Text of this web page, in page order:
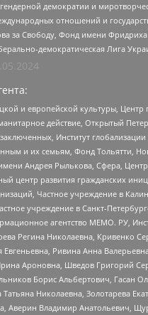
демократии и
отношений и
Свободу, Фонд имени
демократическая Лига
и европейской культуры,
действие, Открытый
Институт
и их семьям, Фонд Тольятти,
Андрея Рылькова, Сфера,
центр развития гражданских
Частное учреждение в
учреждение в Санкт-
агентство МЕМО. РУ,
Регина Николаевна,
Ривина Анна
Ароновна, Шведов Григорий
Борис Альбертович,
Николаевна, Золотарева
Аверин Владимир